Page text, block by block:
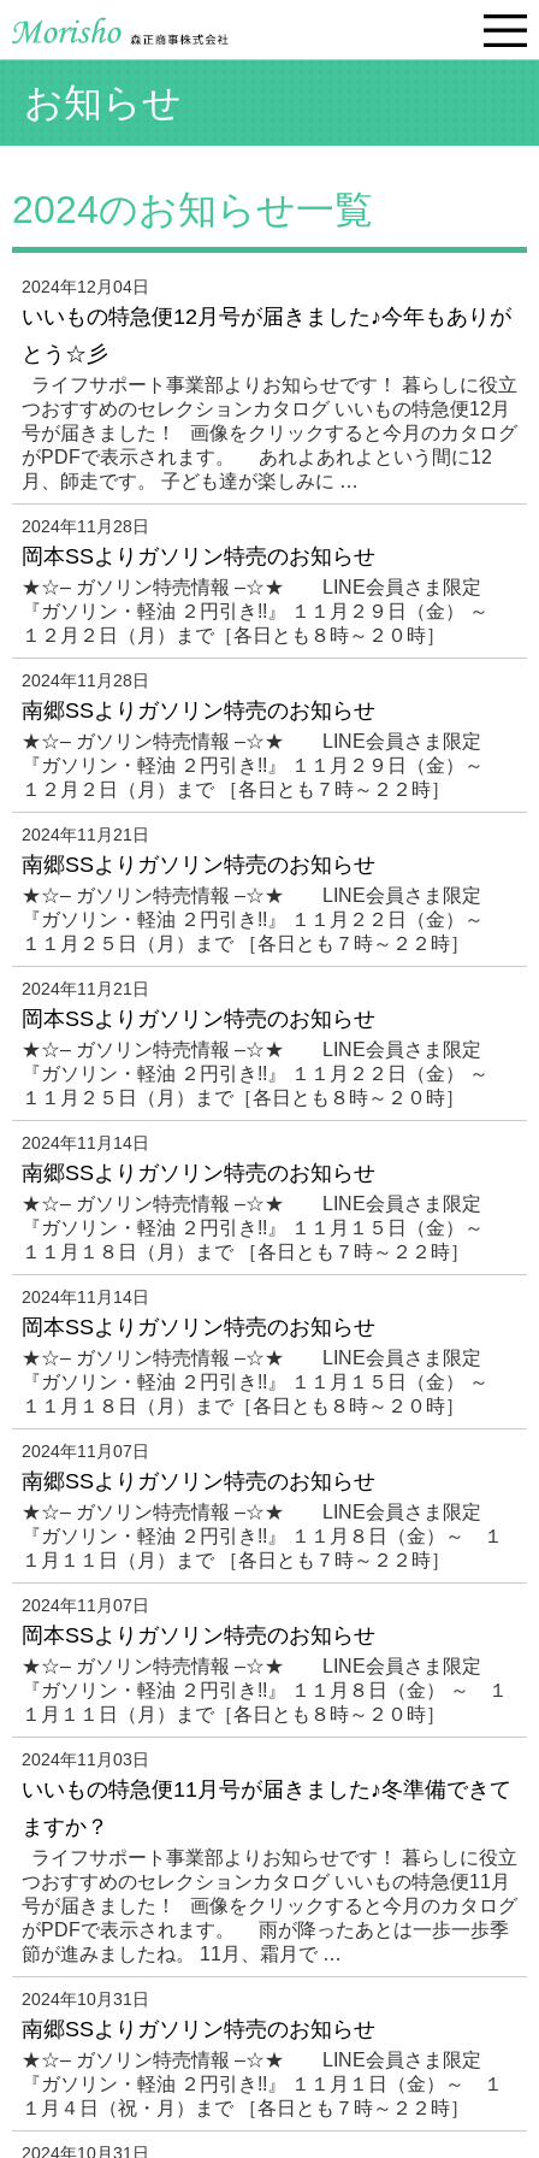
お知らせ
2024のお知らせ一覧
2024年12月04日
いいもの特急便12月号が届きました♪今年もありが
とう☆彡
ライフサポート事業部よりお知らせです！ 暮らしに役立
つおすすめのセレクションカタログ いいもの特急便12月
号が届きました！ 画像をクリックすると今月のカタログ
がPDFで表示されます。 あれよあれよという間に12
月、師走です。 子ども達が楽しみに …
2024年11月28日
岡本SSよりガソリン特売のお知らせ
★☆– ガソリン特売情報 –☆★ LINE会員さま限定
『ガソリン・軽油 ２円引き!!』 １１月２９日（金） ～
１２月２日（月）まで［各日とも８時～２０時］
2024年11月28日
南郷SSよりガソリン特売のお知らせ
★☆– ガソリン特売情報 –☆★ LINE会員さま限定
『ガソリン・軽油 ２円引き!!』 １１月２９日（金）～
１２月２日（月）まで ［各日とも７時～２２時］
2024年11月21日
南郷SSよりガソリン特売のお知らせ
★☆– ガソリン特売情報 –☆★ LINE会員さま限定
『ガソリン・軽油 ２円引き!!』 １１月２２日（金）～
１１月２５日（月）まで ［各日とも７時～２２時］
2024年11月21日
岡本SSよりガソリン特売のお知らせ
★☆– ガソリン特売情報 –☆★ LINE会員さま限定
『ガソリン・軽油 ２円引き!!』 １１月２２日（金） ～
１１月２５日（月）まで［各日とも８時～２０時］
2024年11月14日
南郷SSよりガソリン特売のお知らせ
★☆– ガソリン特売情報 –☆★ LINE会員さま限定
『ガソリン・軽油 ２円引き!!』 １１月１５日（金）～
１１月１８日（月）まで ［各日とも７時～２２時］
2024年11月14日
岡本SSよりガソリン特売のお知らせ
★☆– ガソリン特売情報 –☆★ LINE会員さま限定
『ガソリン・軽油 ２円引き!!』 １１月１５日（金） ～
１１月１８日（月）まで［各日とも８時～２０時］
2024年11月07日
南郷SSよりガソリン特売のお知らせ
★☆– ガソリン特売情報 –☆★ LINE会員さま限定
『ガソリン・軽油 ２円引き!!』 １１月８日（金）～ １
１月１１日（月）まで ［各日とも７時～２２時］
2024年11月07日
岡本SSよりガソリン特売のお知らせ
★☆– ガソリン特売情報 –☆★ LINE会員さま限定
『ガソリン・軽油 ２円引き!!』 １１月８日（金） ～ １
１月１１日（月）まで［各日とも８時～２０時］
2024年11月03日
いいもの特急便11月号が届きました♪冬準備できて
ますか？
ライフサポート事業部よりお知らせです！ 暮らしに役立
つおすすめのセレクションカタログ いいもの特急便11月
号が届きました！ 画像をクリックすると今月のカタログ
がPDFで表示されます。 雨が降ったあとは一歩一歩季
節が進みましたね。 11月、霜月で …
2024年10月31日
南郷SSよりガソリン特売のお知らせ
★☆– ガソリン特売情報 –☆★ LINE会員さま限定
『ガソリン・軽油 ２円引き!!』 １１月１日（金）～ １
１月４日（祝・月）まで ［各日とも７時～２２時］
2024年10月31日